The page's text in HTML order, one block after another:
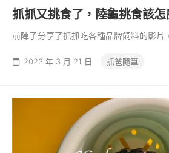
抓抓又挑食了，陸龜挑食該怎
前陣子分享了抓抓吃各種品牌飼料的影片
2023 年 3 月 21 日 抓爸隨筆